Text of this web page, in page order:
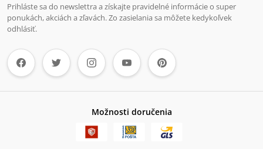
Prihláste sa do newslettra a získajte pravidelné informácie o super
ponukách, akciách a zľavách. Zo zasielania sa môžete kedykoľvek
odhlásiť.
Možnosti doručenia